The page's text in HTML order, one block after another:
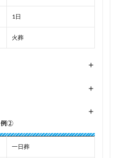
1日
火葬
+
+
+
例②
一日葬